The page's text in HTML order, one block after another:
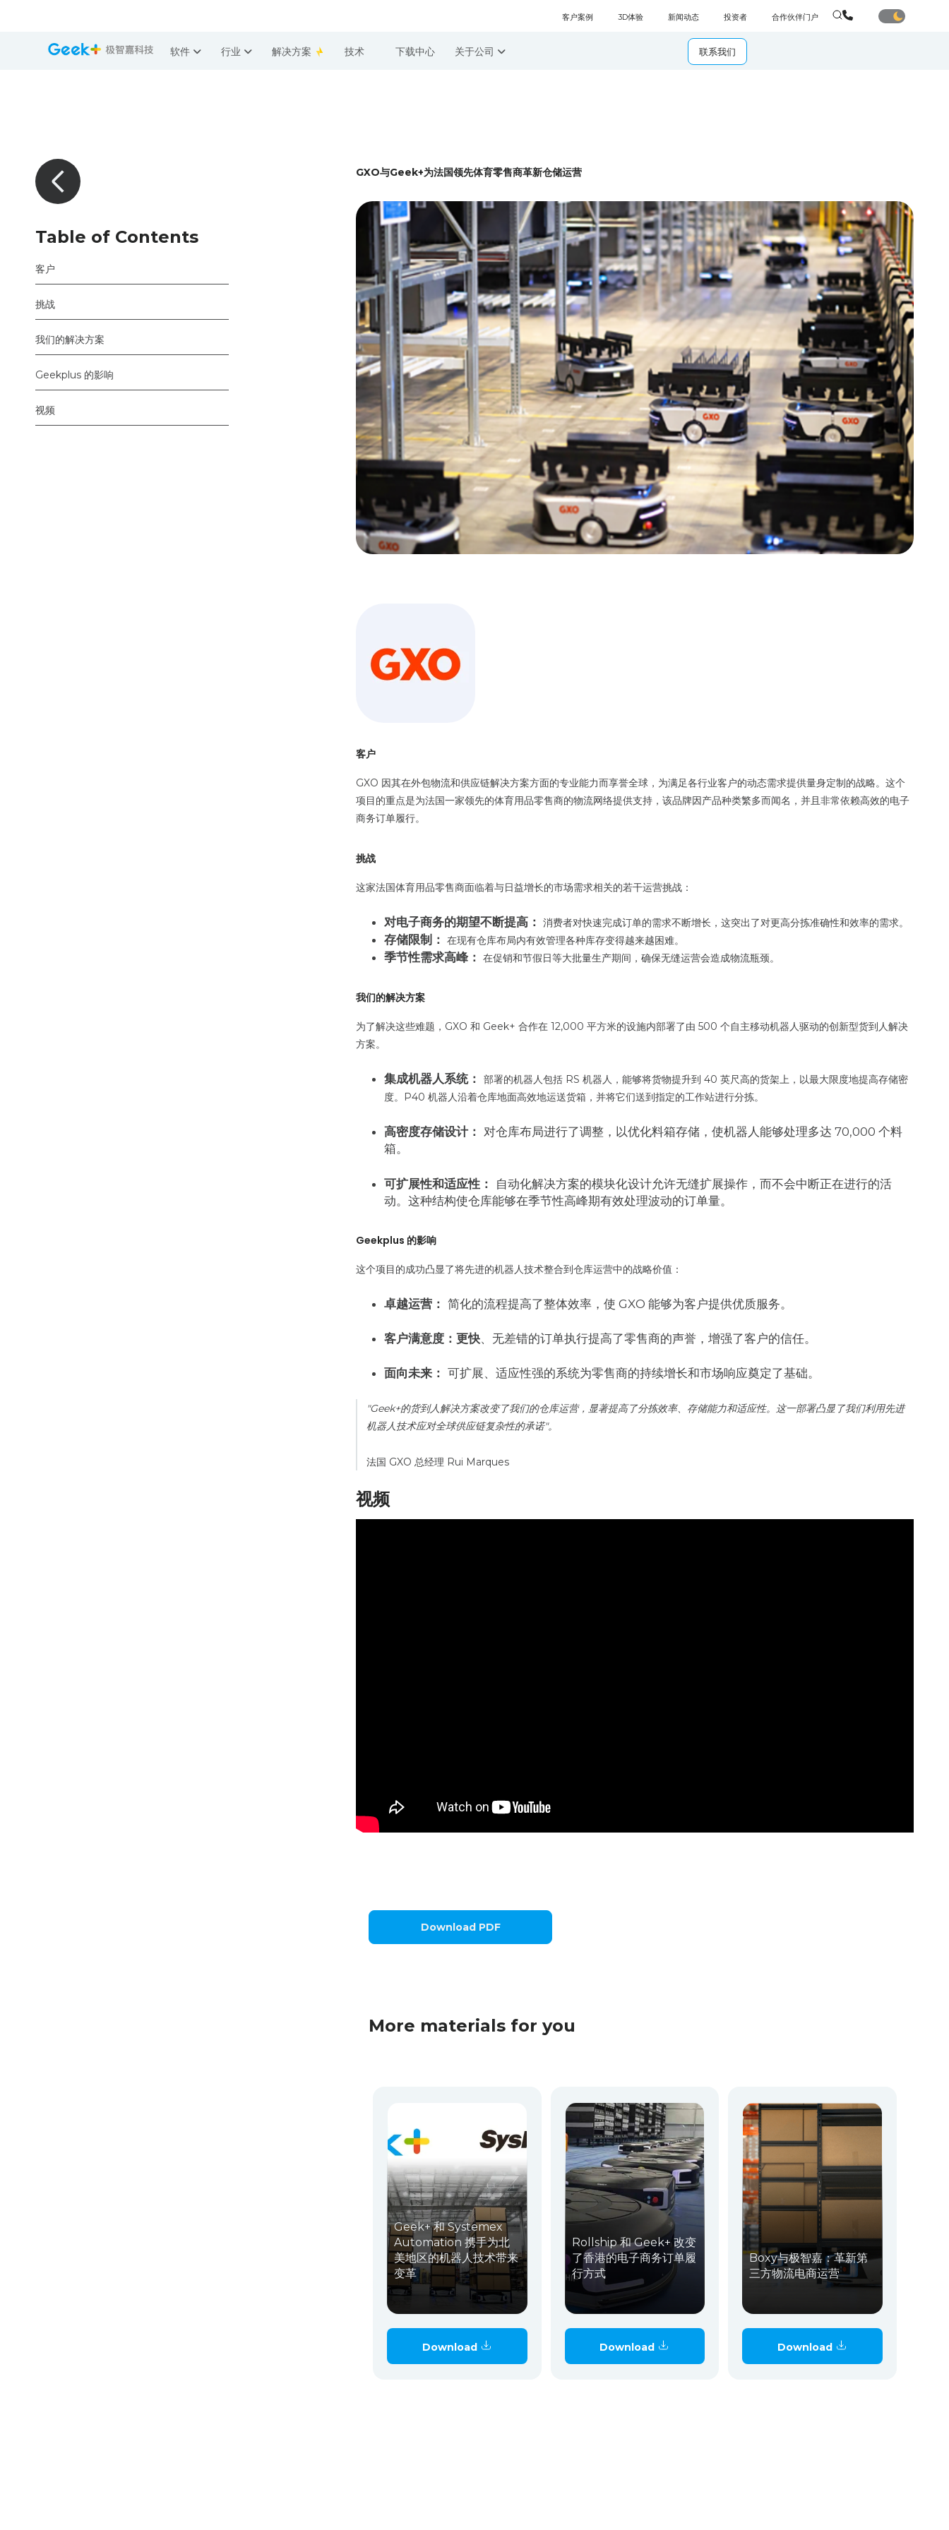
客户案例 3D体验 新闻动态 投资者 合作伙伴门户
软件 行业 解决方案 技术 下载中心 关于公司 联系我们
Table of Contents
客户
挑战
我们的解决方案
Geekplus 的影响
视频
GXO与Geek+为法国领先体育零售商革新仓储运营
客户
GXO 因其在外包物流和供应链解决方案方面的专业能力而享誉全球，为满足各行业客户的动态需求提供量身定制的战略。这个
项目的重点是为法国一家领先的体育用品零售商的物流网络提供支持，该品牌因产品种类繁多而闻名，并且非常依赖高效的电子
商务订单履行。
挑战
这家法国体育用品零售商面临着与日益增长的市场需求相关的若干运营挑战：
对电子商务的期望不断提高： 消费者对快速完成订单的需求不断增长，这突出了对更高分拣准确性和效率的需求。
存储限制： 在现有仓库布局内有效管理各种库存变得越来越困难。
季节性需求高峰： 在促销和节假日等大批量生产期间，确保无缝运营会造成物流瓶颈。
我们的解决方案
为了解决这些难题，GXO 和 Geek+ 合作在 12,000 平方米的设施内部署了由 500 个自主移动机器人驱动的创新型货到人解决
方案。
集成机器人系统： 部署的机器人包括 RS 机器人，能够将货物提升到 40 英尺高的货架上，以最大限度地提高存储密
度。P40 机器人沿着仓库地面高效地运送货箱，并将它们送到指定的工作站进行分拣。
高密度存储设计： 对仓库布局进行了调整，以优化料箱存储，使机器人能够处理多达 70,000 个料
箱。
可扩展性和适应性： 自动化解决方案的模块化设计允许无缝扩展操作，而不会中断正在进行的活
动。这种结构使仓库能够在季节性高峰期有效处理波动的订单量。
Geekplus 的影响
这个项目的成功凸显了将先进的机器人技术整合到仓库运营中的战略价值：
卓越运营： 简化的流程提高了整体效率，使 GXO 能够为客户提供优质服务。
客户满意度：更快、无差错的订单执行提高了零售商的声誉，增强了客户的信任。
面向未来： 可扩展、适应性强的系统为零售商的持续增长和市场响应奠定了基础。
"Geek+的货到人解决方案改变了我们的仓库运营，显著提高了分拣效率、存储能力和适应性。这一部署凸显了我们利用先进
机器人技术应对全球供应链复杂性的承诺"。
法国 GXO 总经理 Rui Marques
视频
Download PDF
More materials for you
Geek+ 和 Systemex
Automation 携手为北
美地区的机器人技术带来
变革
Download
Rollship 和 Geek+ 改变
了香港的电子商务订单履
行方式
Download
Boxy与极智嘉：革新第
三方物流电商运营
Download